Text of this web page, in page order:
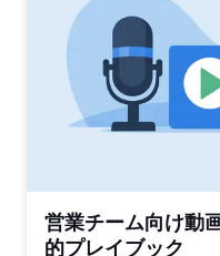
営業チーム向け動
的プレイブック